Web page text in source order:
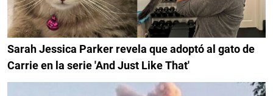
Sarah Jessica Parker revela que adoptó al gato de
Carrie en la serie 'And Just Like That'